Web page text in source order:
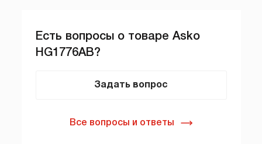
Есть вопросы о товаре Asko
HG1776AB?
Задать вопрос
Все вопросы и ответы